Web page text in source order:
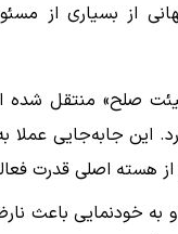
از بسیاری از
صلح» منتقل شده
این جابه‌جایی عملا
از هسته اصلی قدرت
خودنمایی باعث